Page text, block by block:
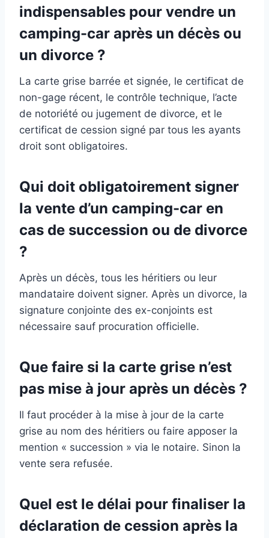
indispensables pour vendre un
camping-car après un décès ou
un divorce ?
La carte grise barrée et signée, le certificat de
non-gage récent, le contrôle technique, l’acte
de notoriété ou jugement de divorce, et le
certificat de cession signé par tous les ayants
droit sont obligatoires.
Qui doit obligatoirement signer
la vente d’un camping-car en
cas de succession ou de divorce
?
Après un décès, tous les héritiers ou leur
mandataire doivent signer. Après un divorce, la
signature conjointe des ex-conjoints est
nécessaire sauf procuration officielle.
Que faire si la carte grise n’est
pas mise à jour après un décès ?
Il faut procéder à la mise à jour de la carte
grise au nom des héritiers ou faire apposer la
mention « succession » via le notaire. Sinon la
vente sera refusée.
Quel est le délai pour finaliser la
déclaration de cession après la